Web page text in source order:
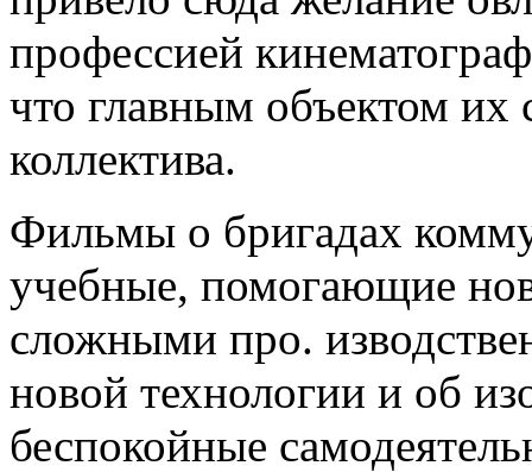
профессией
что главным объектом их
коллектива.
Фильмы о бригадах
учебные, помогающие
сложными про.
новой технологии и об
беспокойные